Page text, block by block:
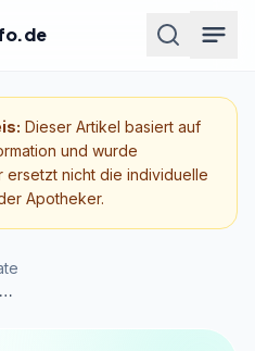
Dieser Artikel basiert auf
und wurde
ersetzt nicht die individuelle
Apotheker.
Dexamethason/Cinchocainhydrochlorid/Butan-1,3-diol